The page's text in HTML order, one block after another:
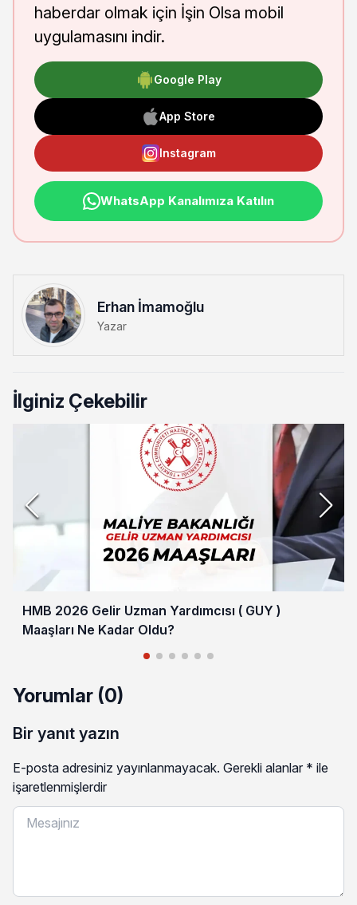
haberdar olmak için İşin Olsa mobil
uygulamasını indir.
Google Play
App Store
Instagram
WhatsApp Kanalımıza Katılın
Erhan İmamoğlu
Yazar
İlginiz Çekebilir
HMB 2026 Gelir Uzman Yardımcısı ( GUY )
Maaşları Ne Kadar Oldu?
Yorumlar (0)
Bir yanıt yazın
E-posta adresiniz yayınlanmayacak. Gerekli alanlar * ile
işaretlenmişlerdir